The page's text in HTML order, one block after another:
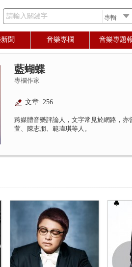
請輸入關鍵字
聞 音樂專欄 音樂專題
藍蝴蝶
專欄作家
文章: 256
跨媒體音樂評論人，文字常見於網路，
萱、陳志朋、範瑋琪等人。